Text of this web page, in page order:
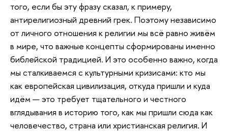
того, если бы эту фразу сказал, к примеру,
антирелигиозный древний грек. Поэтому независимо
от личного отношения к религии мы всё равно живём
в мире, что важные концепты сформированы именно
библейской традицией. И это особенно важно, когда
мы сталкиваемся с культурными кризисами: кто мы
как европейская цивилизация, откуда пришли и куда
идём — это требует тщательного и честного
вглядывания в историю того, как мы пришли сюда как
человечество, страна или христианская религия. И